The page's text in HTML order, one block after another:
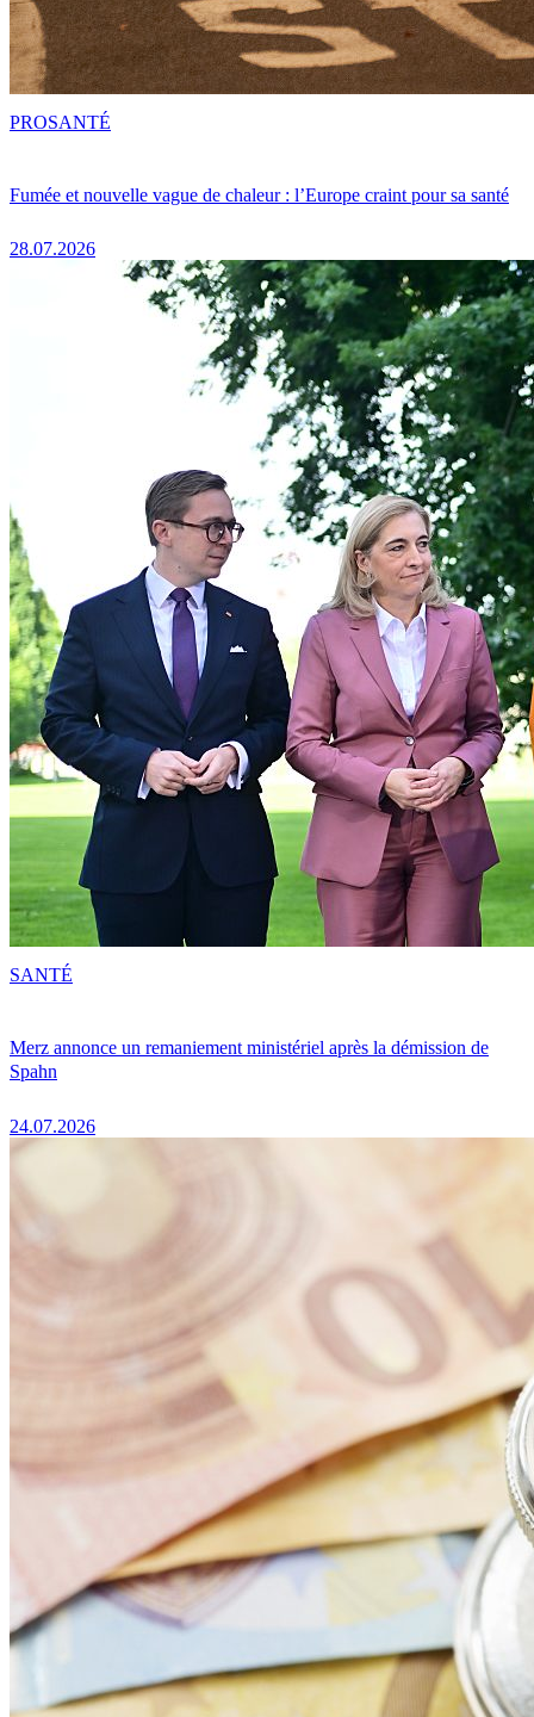
Fumée et nouvelle vague de chaleur : l’Europe craint pour sa santé
28.07.2026
PROSANTÉ
Merz annonce un remaniement ministériel après la démission de
Spahn
24.07.2026
SANTÉ